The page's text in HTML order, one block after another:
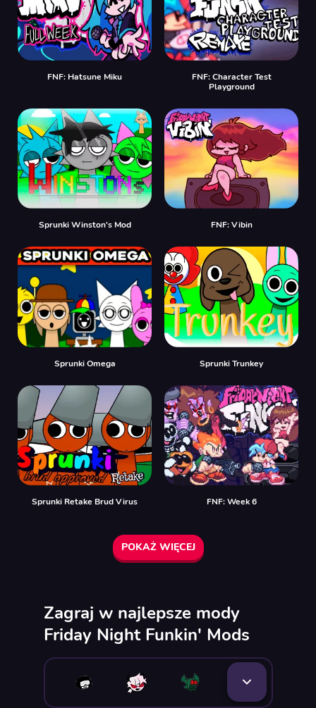
FNF: Hatsune Miku
FNF: Character Test
Playground
Sprunki Winston's Mod FNF: Vibin
Sprunki Omega Sprunki Trunkey
Sprunki Retake Brud Virus FNF: Week 6
POKAŻ WIĘCEJ
Zagraj w najlepsze mody
Friday Night Funkin' Mods